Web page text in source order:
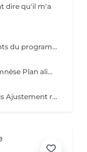
dire qu'il m'a
Plan d'entrainement Suivi 1x/mois Ajustements du programme Echanges illimités
Premier rendez-vous Bilan nutritionnel Anamnèse Plan alimentaire personnalisé
Programme d'entrainement Suivi 2x par mois Ajustement réguliers Echanges illimités Analyse des performances